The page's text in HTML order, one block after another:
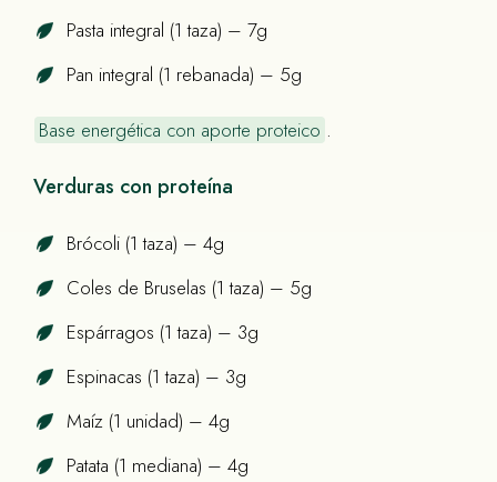
Pasta integral (1 taza) – 7g
Pan integral (1 rebanada) – 5g
Base energética con aporte proteico .
Verduras con proteína
Brócoli (1 taza) – 4g
Coles de Bruselas (1 taza) – 5g
Espárragos (1 taza) – 3g
Espinacas (1 taza) – 3g
Maíz (1 unidad) – 4g
Patata (1 mediana) – 4g